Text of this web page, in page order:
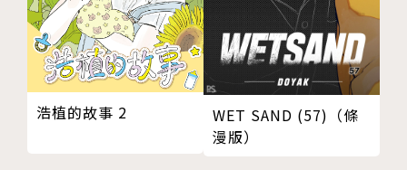
10月漫畫
11月日期
11月漫畫
12月日期
12月漫畫
浩植的故事 2
WET SAND (57)（條
漫版）